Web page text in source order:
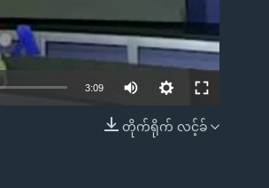
EMBED
3:09
တိုက်ရိုက် လင့်ခ်